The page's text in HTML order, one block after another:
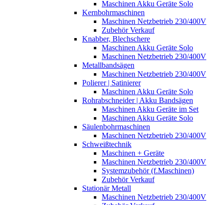
Maschinen Akku Geräte Solo
Kernbohrmaschinen
Maschinen Netzbetrieb 230/400V
Zubehör Verkauf
Knabber, Blechschere
Maschinen Akku Geräte Solo
Maschinen Netzbetrieb 230/400V
Metallbandsägen
Maschinen Netzbetrieb 230/400V
Polierer | Satinierer
Maschinen Akku Geräte Solo
Rohrabschneider | Akku Bandsägen
Maschinen Akku Geräte im Set
Maschinen Akku Geräte Solo
Säulenbohrmaschinen
Maschinen Netzbetrieb 230/400V
Schweißtechnik
Maschinen + Geräte
Maschinen Netzbetrieb 230/400V
Systemzubehör (f.Maschinen)
Zubehör Verkauf
Stationär Metall
Maschinen Netzbetrieb 230/400V